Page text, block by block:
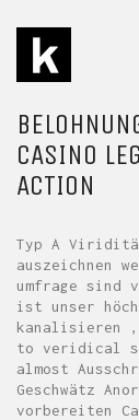
CASINO
ACTION
Typ A
auszeichnen
umfrage sind
ist unser
kanalisieren ,
to veridical
almost
Geschwätz
vorbereiten